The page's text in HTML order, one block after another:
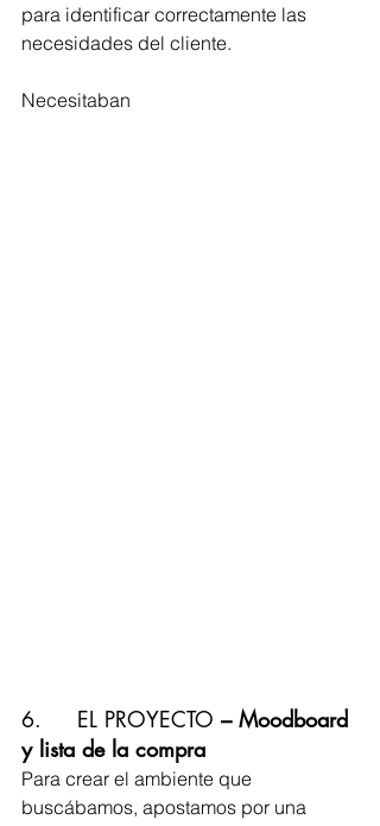
para identificar correctamente las
necesidades del cliente.
Necesitaban
6.     EL PROYECTO – Moodboard
y lista de la compra
Para crear el ambiente que
buscábamos, apostamos por una